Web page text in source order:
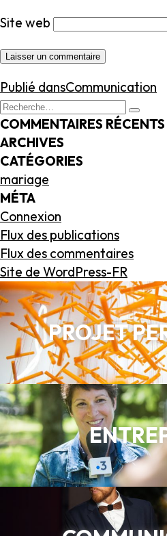
Site web
NAVIGATION
DE
L’ARTICLE
Publié dansCommunication
Recherche
pour
:
COMMENTAIRES RÉCENTS
ARCHIVES
CATÉGORIES
mariage
MÉTA
Connexion
Flux des publications
Flux des commentaires
Site de WordPress-FR
PROJET